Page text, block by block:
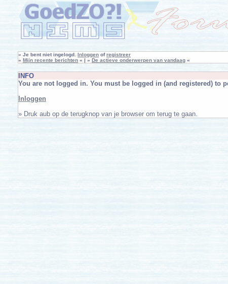
» Je bent niet ingelogd. Inloggen ofregistreer
» Mijn recente berichten « | » De actieve onderwerpen van vandaag «
INFO
You are not logged in. You must be logged in (and registered) to
Inloggen
» Druk aub op de terugknop van je browser om terug te gaan.